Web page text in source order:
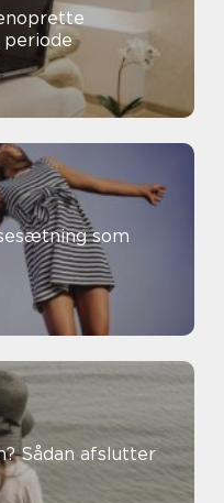
som
Sådan afslutter